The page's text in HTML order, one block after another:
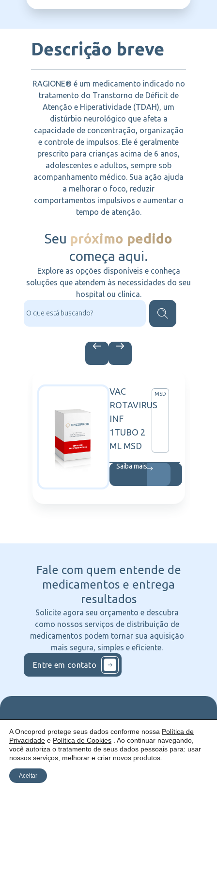
Descrição breve
RAGIONE® é um medicamento indicado no
tratamento do Transtorno de Déficit de
Atenção e Hiperatividade (TDAH), um
distúrbio neurológico que afeta a
capacidade de concentração, organização
e controle de impulsos. Ele é geralmente
prescrito para crianças acima de 6 anos,
adolescentes e adultos, sempre sob
acompanhamento médico. Sua ação ajuda
a melhorar o foco, reduzir
comportamentos impulsivos e aumentar o
tempo de atenção.
Seu próximo pedido
começa aqui.
Explore as opções disponíveis e conheça
soluções que atendem às necessidades do seu
hospital ou clínica.
VAC
ROTAVIRUS
INF
1TUBO 2
ML MSD
MSD
Saiba mais
Fale com quem entende de
medicamentos e entrega
resultados
Solicite agora seu orçamento e descubra
como nossos serviços de distribuição de
medicamentos podem tornar sua aquisição
mais segura, simples e eficiente.
Entre em contato
Uma empresa:
Quem
somos
Como
atuamos
ofercemos
Serviços
Catálogo
Siga
nas
Redes
A Oncoprod protege seus dados conforme nossa Política de
Privacidade e Política de Cookies . Ao continuar navegando,
você autoriza o tratamento de seus dados pessoais para: usar
nossos serviços, melhorar e criar novos produtos.
Aceitar